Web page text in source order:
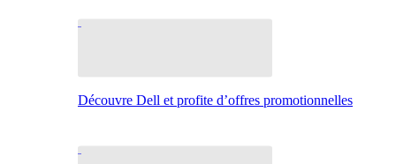
Découvre Dell et profite d’offres promotionnelles